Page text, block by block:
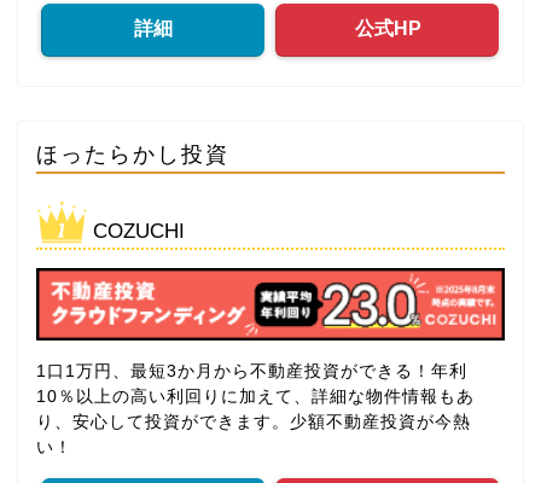
詳細 公式HP
ほったらかし投資
COZUCHI
1口1万円、最短3か月から不動産投資ができる！年利
10％以上の高い利回りに加えて、詳細な物件情報もあ
り、安心して投資ができます。少額不動産投資が今熱
い！